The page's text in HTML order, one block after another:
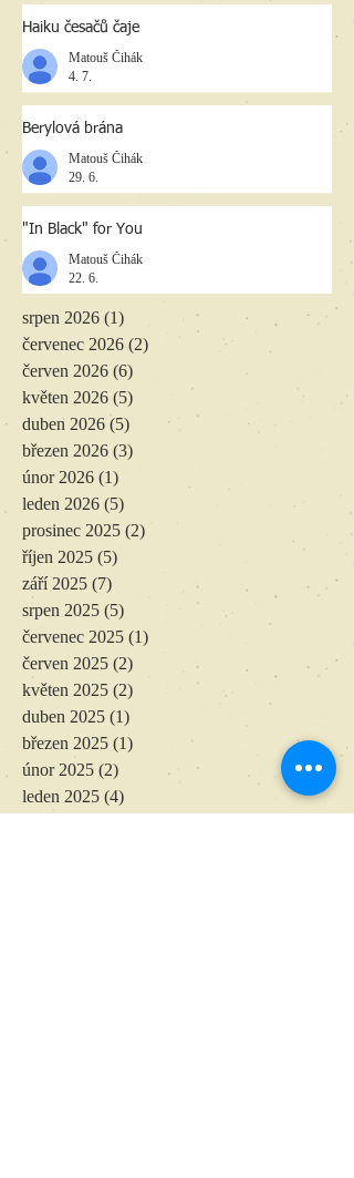
Haiku česačů čaje
Matouš Čihák
4. 7.
Berylová brána
Matouš Čihák
29. 6.
"In Black" for You
Matouš Čihák
22. 6.
srpen 2026 (1) 1 příspěvek
červenec 2026 (2) 2 příspěvky
červen 2026 (6)
květen 2026 (5)
duben 2026 (5) 5 příspěvků
březen 2026 (3)
únor 2026 (1)
leden 2026 (5)
prosinec 2025 (2) 2 příspěvky
říjen 2025 (5)
září 2025 (7)
srpen 2025 (5) 5 příspěvků
červenec 2025 (1)
červen 2025 (2) 2 příspěvky
květen 2025 (2) 2 příspěvky
duben 2025 (1)
březen 2025 (1) 1 příspěvek
únor 2025 (2) 2 příspěvky
leden 2025 (4)